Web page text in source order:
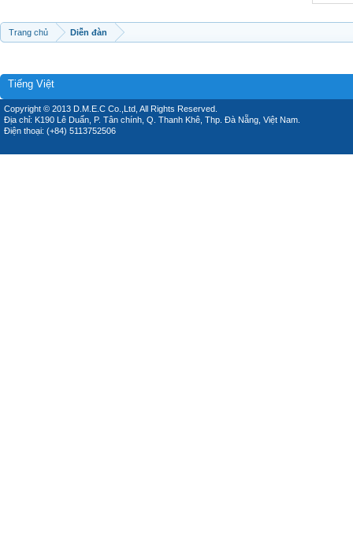
Trang chủ Diễn đàn
Tiếng Việt
Copyright © 2013 D.M.E.C Co.,Ltd, All Rights Reserved.
Địa chỉ: K190 Lê Duẩn, P. Tân chính, Q. Thanh Khê, Thp. Đà Nẵng, Việt Nam.
Điện thoại: (+84) 5113752506